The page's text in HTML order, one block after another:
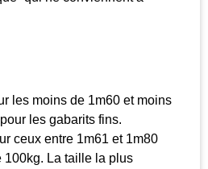
les moins de 1m60 et moins
les gabarits fins.
ceux entre 1m61 et 1m80
100kg. La taille la plus